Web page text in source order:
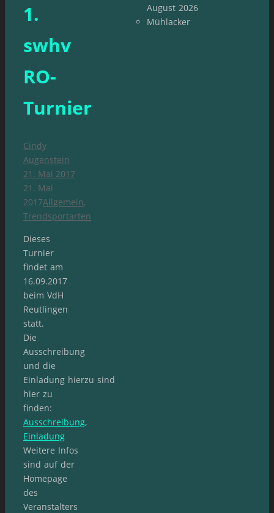
1.
swhv
RO-
Turnier
Cindy
Augenstein
21. Mai 2017
21. Mai
2017Allgemein,
Trendsportarten
Dieses
Turnier
findet am
16.09.2017
beim VdH
Reutlingen
statt.
Die
Ausschreibung
und die
Einladung hierzu sind
hier zu
finden:
Ausschreibung,
Einladung
Weitere Infos
sind auf der
Homepage
des
Veranstalters
August 2026
Mühlacker